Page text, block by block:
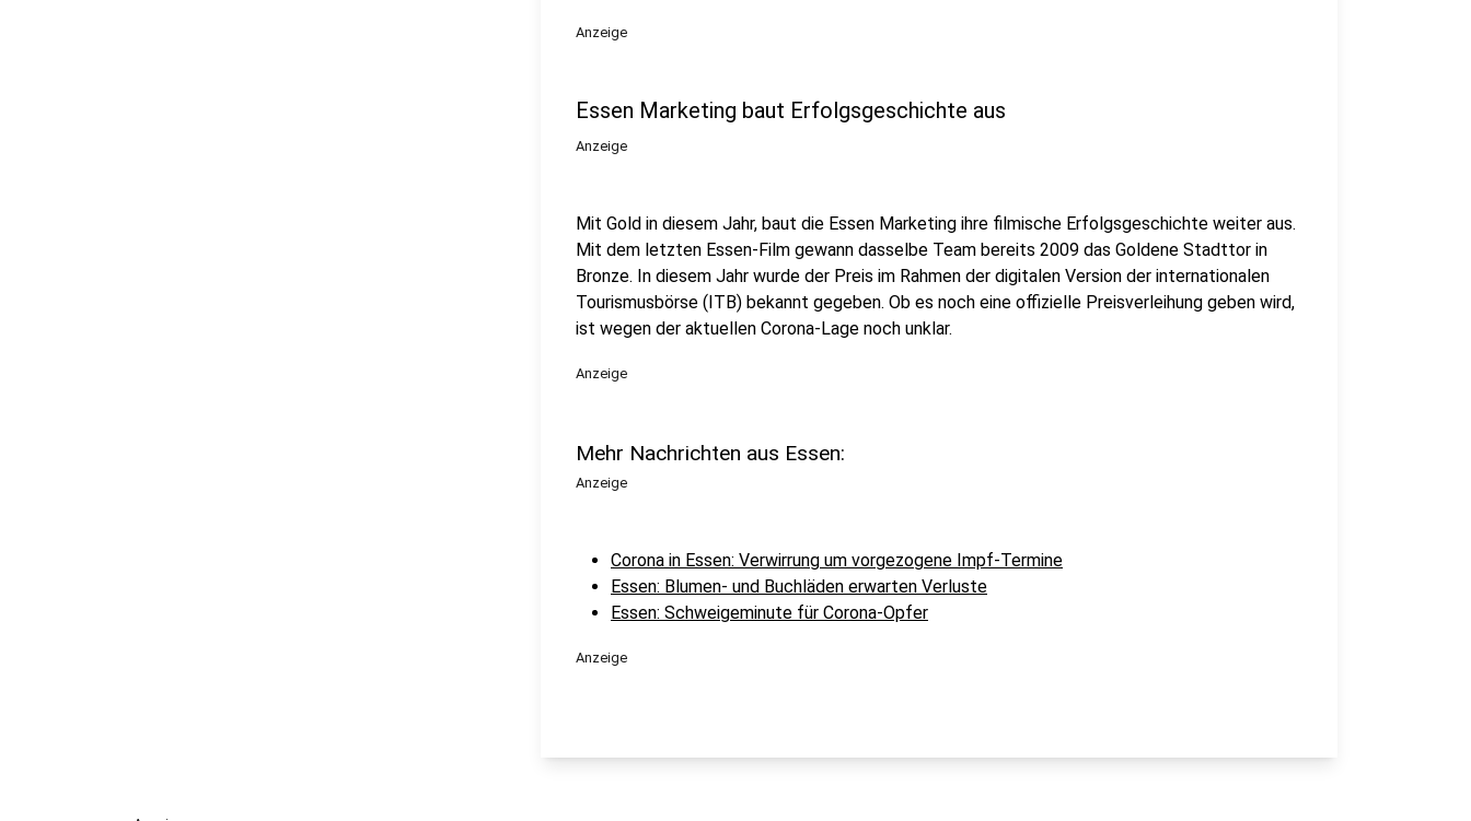
Anzeige
Essen Marketing baut Erfolgsgeschichte aus
Anzeige
Mit Gold in diesem Jahr, baut die Essen Marketing ihre filmische Erfolgsgeschichte weiter aus.
Mit dem letzten Essen-Film gewann dasselbe Team bereits 2009 das Goldene Stadttor in
Bronze. In diesem Jahr wurde der Preis im Rahmen der digitalen Version der internationalen
Tourismusbörse (ITB) bekannt gegeben. Ob es noch eine offizielle Preisverleihung geben wird,
ist wegen der aktuellen Corona-Lage noch unklar.
Anzeige
Mehr Nachrichten aus Essen:
Anzeige
Corona in Essen: Verwirrung um vorgezogene Impf-Termine
Essen: Blumen- und Buchläden erwarten Verluste
Essen: Schweigeminute für Corona-Opfer
Anzeige